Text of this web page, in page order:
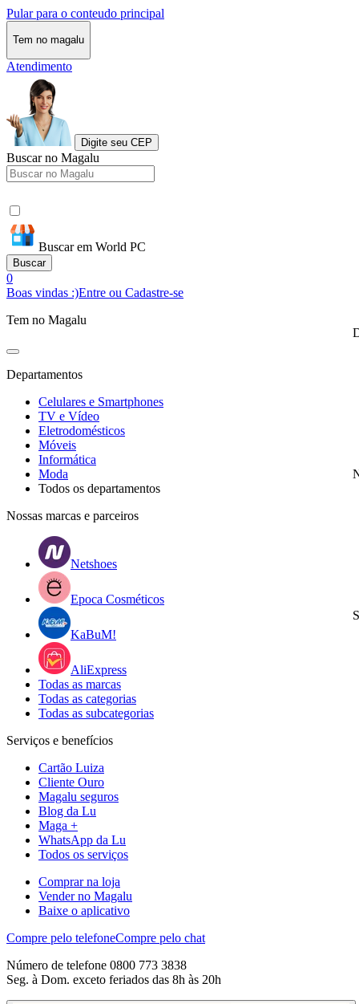
Pular para o conteudo principal
Tem no magalu
Atendimento
Digite seu CEP
Buscar no Magalu
Buscar em World PC
Buscar
0
Boas vindas :)Entre ou Cadastre-se
Tem no Magalu
Departamentos
Celulares e Smartphones
TV e Vídeo
Eletrodomésticos
Móveis
Informática
Moda
Todos os departamentos
Nossas marcas e parceiros
Netshoes
Epoca Cosméticos
KaBuM!
AliExpress
Todas as marcas
Todas as categorias
Todas as subcategorias
Serviços e benefícios
Cartão Luiza
Cliente Ouro
Magalu seguros
Blog da Lu
Maga +
WhatsApp da Lu
Todos os serviços
Comprar na loja
Vender no Magalu
Baixe o aplicativo
Compre pelo telefoneCompre pelo chat
Número de telefone 0800 773 3838
Seg. à Dom. exceto feriados das 8h às 20h